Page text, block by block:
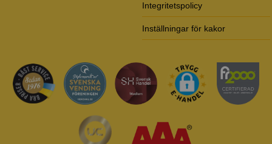
Integritetspolicy
Inställningar för kakor